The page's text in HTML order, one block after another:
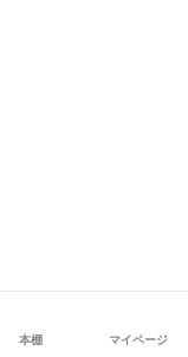
本棚 マイページ